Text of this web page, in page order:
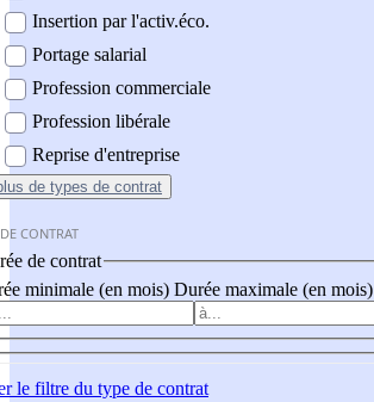
Insertion par l'activ.éco.
Portage salarial
Profession commerciale
Profession libérale
Reprise d'entreprise
de types de contrat
CONTRAT
de contrat
minimale (en mois) Durée maximale (en mois)
le filtre du type de contrat